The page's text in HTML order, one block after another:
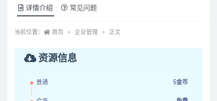
详情介绍 常见问题
当前位置： 首页 企业管理 正文
资源信息
普通 5金币